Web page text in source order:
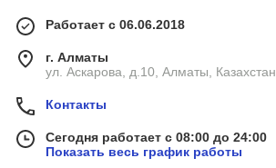
Работает с 06.06.2018
г. Алматы
ул. Аскарова, д.10, Алматы, Казахстан
Контакты
Сегодня работает с 08:00 до 24:00
Показать весь график работы